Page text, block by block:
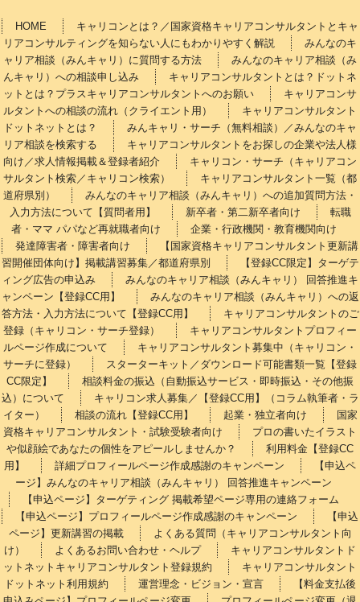
HOME
キャリコンとは？／国家資格キャリアコンサルタントとキャ
リアコンサルティングを知らない人にもわかりやすく解説
みんなのキ
ャリア相談（みんキャリ）に質問する方法
みんなのキャリア相談（み
んキャリ）への相談申し込み
キャリアコンサルタントとは？ドットネ
ットとは？プラスキャリアコンサルタントへのお願い
キャリアコンサ
ルタントへの相談の流れ（クライエント用）
キャリアコンサルタント
ドットネットとは？
みんキャリ・サーチ（無料相談）／みんなのキャ
リア相談を検索する
キャリアコンサルタントをお探しの企業や法人様
向け／求人情報掲載＆登録者紹介
キャリコン・サーチ（キャリアコン
サルタント検索／キャリコン検索）
キャリアコンサルタント一覧（都
道府県別）
みんなのキャリア相談（みんキャリ）への追加質問方法・
入力方法について【質問者用】
新卒者・第二新卒者向け
転職
者・ママ パパなど再就職者向け
企業・行政機関・教育機関向け
発達障害者・障害者向け
【国家資格キャリアコンサルタント更新講
習開催団体向け】掲載講習募集／都道府県別
【登録CC限定】ターゲテ
ィング広告の申込み
みんなのキャリア相談（みんキャリ） 回答推進キ
ャンペーン【登録CC用】
みんなのキャリア相談（みんキャリ）への返
答方法・入力方法について【登録CC用】
キャリアコンサルタントのご
登録（キャリコン・サーチ登録）
キャリアコンサルタントプロフィー
ルページ作成について
キャリアコンサルタント募集中（キャリコン・
サーチに登録）
スターターキット／ダウンロード可能書類一覧【登録
CC限定】
相談料金の振込（自動振込サービス・即時振込・その他振
込）について
キャリコン求人募集／【登録CC用】（コラム執筆者・ラ
イター）
相談の流れ【登録CC用】 起業・独立者向け
国家
資格キャリアコンサルタント・試験受験者向け
プロの書いたイラスト
や似顔絵であなたの個性をアピールしませんか？
利用料金【登録CC
用】
詳細プロフィールページ作成感謝のキャンペーン
【申込ペ
ージ】みんなのキャリア相談（みんキャリ） 回答推進キャンペーン
【申込ページ】ターゲティング 掲載希望ページ専用の連絡フォーム
【申込ページ】プロフィールページ作成感謝のキャンペーン
【申込
ページ】更新講習の掲載
よくある質問（キャリアコンサルタント向
け）
よくあるお問い合わせ・ヘルプ
キャリアコンサルタントド
ットネットキャリアコンサルタント登録規約
キャリアコンサルタント
ドットネット利用規約
運営理念・ビジョン・宣言
【料金支払後